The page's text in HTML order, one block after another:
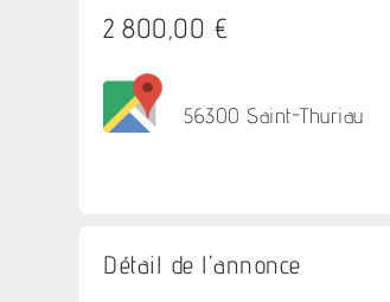
2 800,00 €
56300 Saint-Thuriau
Détail de l'annonce